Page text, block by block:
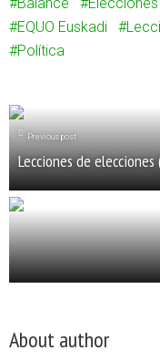
EQUO Euskadi
Política
Previous post
Lecciones de
About author